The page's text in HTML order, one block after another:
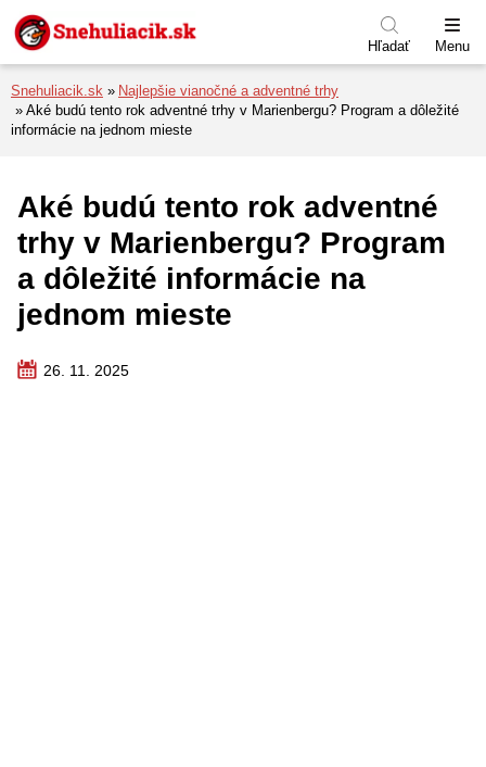
Preskočiť na menu
Preskočiť na obsah
Preskočiť na pätu
Hľadať Menu
Snehuliacik.sk
Najlepšie vianočné a adventné trhy
Aké budú tento rok adventné trhy v Marienbergu? Program a dôležité
informácie na jednom mieste
Aké budú tento rok adventné
trhy v Marienbergu? Program
a dôležité informácie na
jednom mieste
26. 11. 2025